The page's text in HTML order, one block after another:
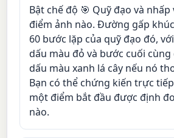
Bật chế độ 🎯 Quỹ đạo và
điểm ảnh nào. Đường gấp
60 bước lặp của quỹ đạo đó,
dấu màu đỏ và bước cuối
dấu màu xanh lá cây nếu nó
Bạn có thể chứng kiến trực
một điểm bắt đầu được định
nào.